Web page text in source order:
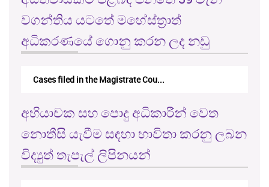
වගන්තිය යටතේ මහේස්ත්‍රාත්
අධිකරණයේ ගොනු කරන ලද නඩු
Cases filed in the Magistrate Cou...
අභියාචක සහ පොදු අධිකාරීන් වෙත
නොතීසි යැවීම සඳහා භාවිතා කරනු ලබන
විද්‍යුත් තැපැල් ලිපිනයන්